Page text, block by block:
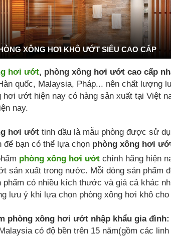
XÔNG HƠI KHÔ ƯỚT SIÊU CAO CẤP
hơi ướt, phòng xông hơi ướt cao cấp
quốc, Malaysia, Pháp... nên chất lượng
hơi ướt hiện nay có hàng sản xuất tại Việt
nay.
hơi ướt tinh dầu là mẫu phòng được sử
để bạn có thể lựa chọn phòng xông hơi
phòng xông hơi ướt chính hãng hiện
sản xuất trong nước. Mỗi dòng sản phẩm
phẩm có nhiều kích thước và giá cả khác
lưu ý khi lựa chọn phòng xông hơi khô cho
phòng xông hơi ướt nhập khẩu gia đình:
có độ bền trên 15 năm(gồm các